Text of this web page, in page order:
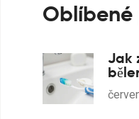
Oblíbené
Jak